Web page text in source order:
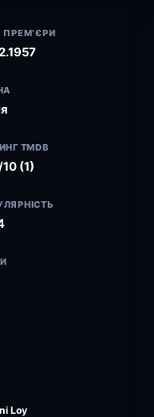
ПРЕМ’ЄРИ
TMDB
(1)
Loy